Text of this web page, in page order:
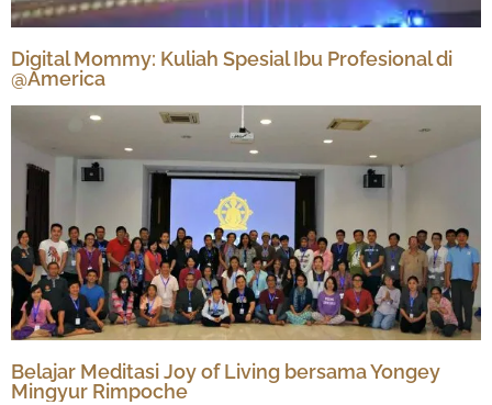
Digital Mommy: Kuliah Spesial Ibu Profesional di
@America
Belajar Meditasi Joy of Living bersama Yongey
Mingyur Rimpoche